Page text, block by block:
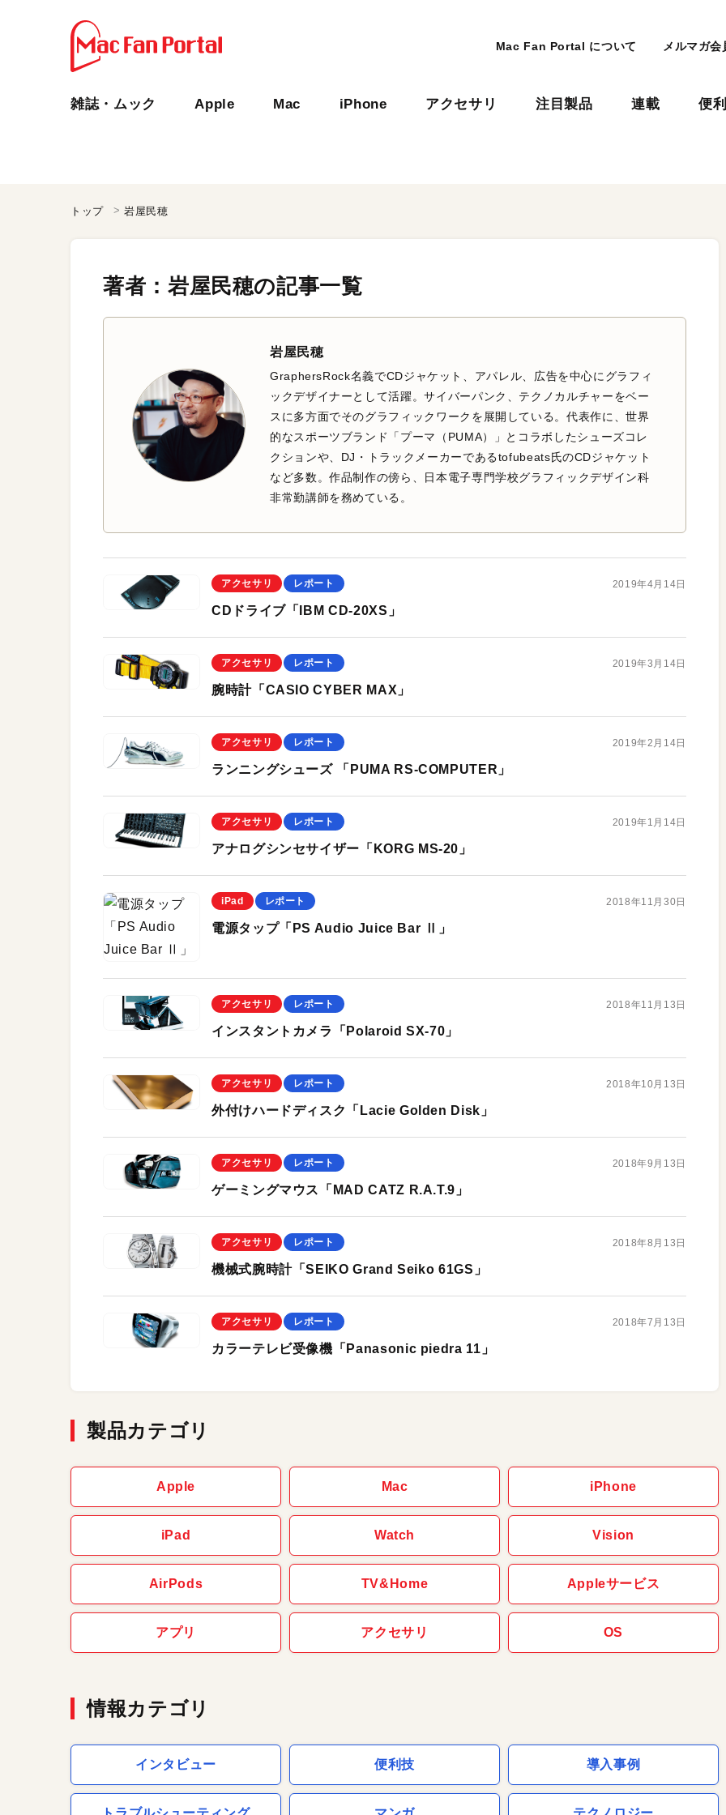
Mac Fan Portal について メルマガ会
雑誌・ムック Apple Mac iPhone アクセサリ 注目製品 連載 便
トップ 岩屋民穂
著者：岩屋民穂の記事一覧
岩屋民穂
GraphersRock名義でCDジャケット、アパレル、広告を中心にグラフィ
ックデザイナーとして活躍。サイバーパンク、テクノカルチャーをベー
スに多方面でそのグラフィックワークを展開している。代表作に、世界
的なスポーツブランド「プーマ（PUMA）」とコラボしたシューズコレ
クションや、DJ・トラックメーカーであるtofubeats氏のCDジャケット
など多数。作品制作の傍ら、日本電子専門学校グラフィックデザイン科
非常勤講師を務めている。
アクセサリ レポート 2019年4月14日
CDドライブ「IBM CD-20XS」
アクセサリ レポート 2019年3月14日
腕時計「CASIO CYBER MAX」
アクセサリ レポート 2019年2月14日
ランニングシューズ 「PUMA RS-COMPUTER」
アクセサリ レポート 2019年1月14日
アナログシンセサイザー「KORG MS-20」
iPad レポート 2018年11月30日
電源タップ「PS Audio Juice Bar Ⅱ」
アクセサリ レポート 2018年11月13日
インスタントカメラ「Polaroid SX-70」
アクセサリ レポート 2018年10月13日
外付けハードディスク「Lacie Golden Disk」
アクセサリ レポート 2018年9月13日
ゲーミングマウス「MAD CATZ R.A.T.9」
アクセサリ レポート 2018年8月13日
機械式腕時計「SEIKO Grand Seiko 61GS」
アクセサリ レポート 2018年7月13日
カラーテレビ受像機「Panasonic piedra 11」
製品カテゴリ
Apple Mac iPhone
iPad Watch Vision
AirPods TV&Home Appleサービス
アプリ アクセサリ OS
情報カテゴリ
インタビュー 便利技 導入事例